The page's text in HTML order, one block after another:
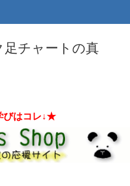
チャートの真
びはコレ↓★